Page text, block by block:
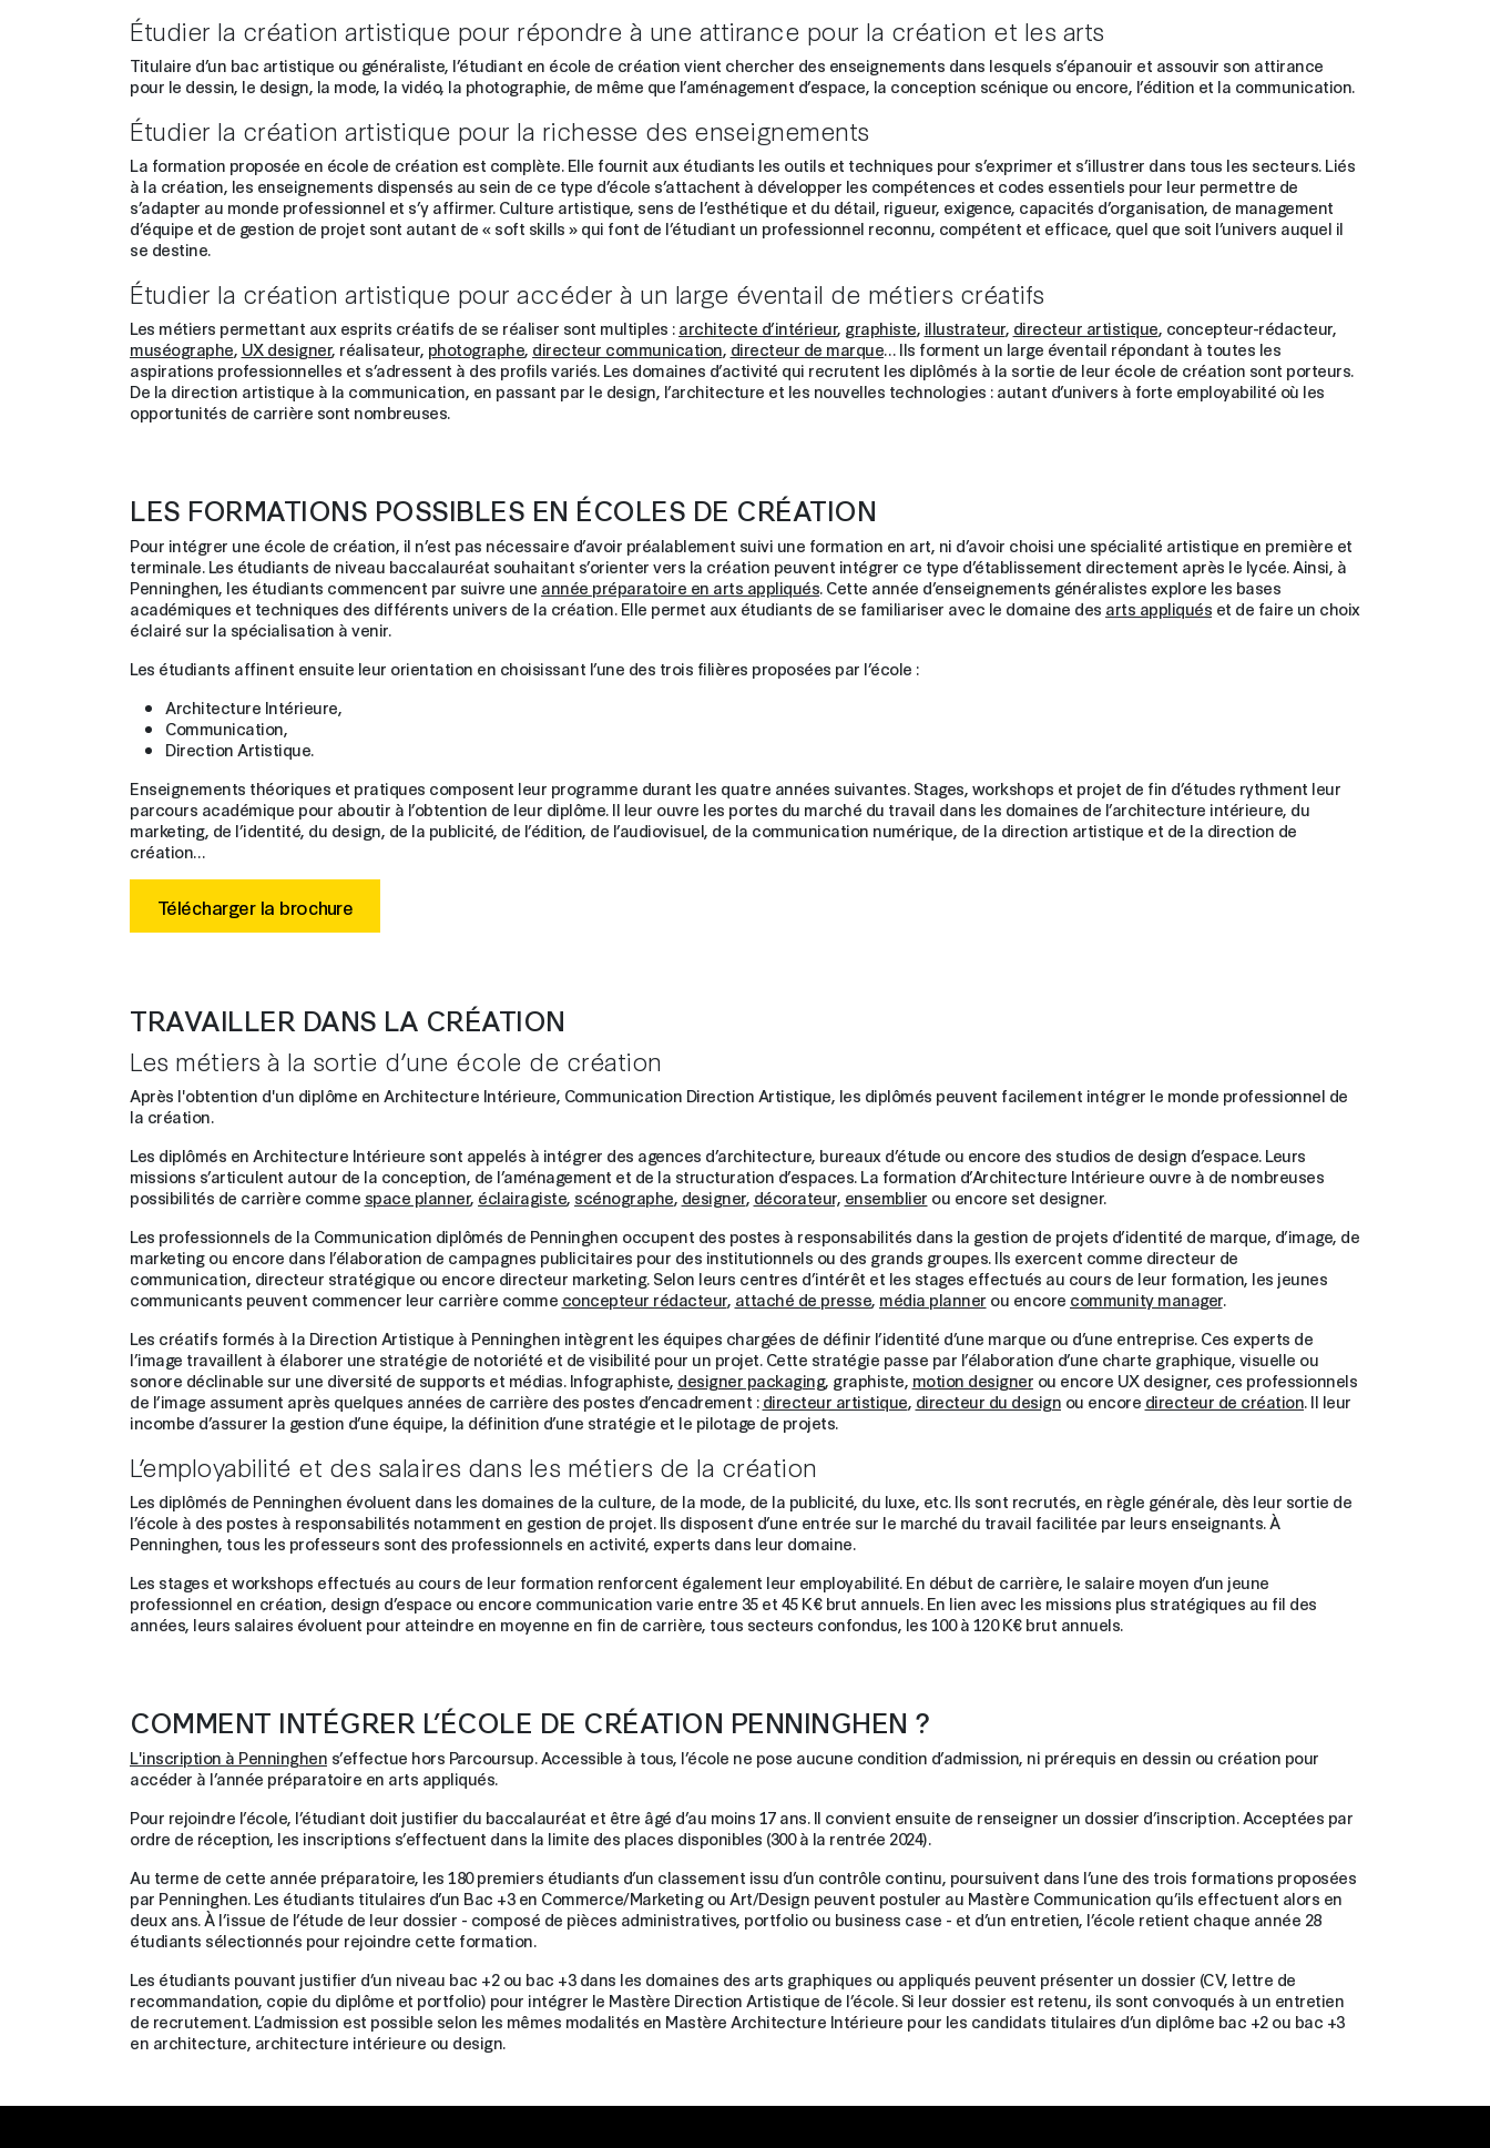
Étudier la création artistique pour répondre à une attirance pour la création et les arts
Titulaire d’un bac artistique ou généraliste, l’étudiant en école de création vient chercher des enseignements dans lesquels s’épanouir et assouvir son attirance
pour le dessin, le design, la mode, la vidéo, la photographie, de même que l’aménagement d’espace, la conception scénique ou encore, l’édition et la communication.
Étudier la création artistique pour la richesse des enseignements
La formation proposée en école de création est complète. Elle fournit aux étudiants les outils et techniques pour s’exprimer et s’illustrer dans tous les secteurs. Liés
à la création, les enseignements dispensés au sein de ce type d’école s’attachent à développer les compétences et codes essentiels pour leur permettre de
s’adapter au monde professionnel et s’y affirmer. Culture artistique, sens de l’esthétique et du détail, rigueur, exigence, capacités d’organisation, de management
d’équipe et de gestion de projet sont autant de « soft skills » qui font de l’étudiant un professionnel reconnu, compétent et efficace, quel que soit l’univers auquel il
se destine.
Étudier la création artistique pour accéder à un large éventail de métiers créatifs
Les métiers permettant aux esprits créatifs de se réaliser sont multiples :architecte d’intérieur, graphiste, illustrateur, directeur artistique, concepteur-rédacteur,
muséographe, UX designer, réalisateur, photographe, directeur communication, directeur de marque… Ils forment un large éventail répondant à toutes les
aspirations professionnelles et s’adressent à des profils variés. Les domaines d’activité qui recrutent les diplômés à la sortie de leur école de création sont porteurs.
De la direction artistique à la communication, en passant par le design, l’architecture et les nouvelles technologies : autant d’univers à forte employabilité où les
opportunités de carrière sont nombreuses.
LES FORMATIONS POSSIBLES EN ÉCOLES DE CRÉATION
Pour intégrer une école de création, il n’est pas nécessaire d’avoir préalablement suivi une formation en art, ni d’avoir choisi une spécialité artistique en première et
terminale. Les étudiants de niveau baccalauréat souhaitant s’orienter vers la création peuvent intégrer ce type d’établissement directement après le lycée. Ainsi, à
Penninghen, les étudiants commencent par suivre une année préparatoire en arts appliqués. Cette année d’enseignements généralistes explore les bases
académiques et techniques des différents univers de la création. Elle permet aux étudiants de se familiariser avec le domaine des arts appliqués et de faire un choix
éclairé sur la spécialisation à venir.
Les étudiants affinent ensuite leur orientation en choisissant l’une des trois filières proposées par l’école :
Architecture Intérieure,
Communication,
Direction Artistique.
Enseignements théoriques et pratiques composent leur programme durant les quatre années suivantes. Stages, workshops et projet de fin d’études rythment leur
parcours académique pour aboutir à l’obtention de leur diplôme. Il leur ouvre les portes du marché du travail dans les domaines de l’architecture intérieure, du
marketing, de l’identité, du design, de la publicité, de l’édition, de l’audiovisuel, de la communication numérique, de la direction artistique et de la direction de
création…
Télécharger la brochure
TRAVAILLER DANS LA CRÉATION
Les métiers à la sortie d’une école de création
Après l'obtention d'un diplôme en Architecture Intérieure, Communication Direction Artistique, les diplômés peuvent facilement intégrer le monde professionnel de
la création.
Les diplômés en Architecture Intérieure sont appelés à intégrer des agences d’architecture, bureaux d’étude ou encore des studios de design d’espace. Leurs
missions s’articulent autour de la conception, de l’aménagement et de la structuration d’espaces. La formation d’Architecture Intérieure ouvre à de nombreuses
possibilités de carrière comme space planner, éclairagiste, scénographe, designer, décorateur, ensemblier ou encore set designer.
Les professionnels de la Communication diplômés de Penninghen occupent des postes à responsabilités dans la gestion de projets d’identité de marque, d’image, de
marketing ou encore dans l’élaboration de campagnes publicitaires pour des institutionnels ou des grands groupes. Ils exercent comme directeur de
communication, directeur stratégique ou encore directeur marketing. Selon leurs centres d’intérêt et les stages effectués au cours de leur formation, les jeunes
communicants peuvent commencer leur carrière comme concepteur rédacteur, attaché de presse, média planner ou encore community manager.
Les créatifs formés à la Direction Artistique à Penninghen intègrent les équipes chargées de définir l’identité d’une marque ou d’une entreprise. Ces experts de
l’image travaillent à élaborer une stratégie de notoriété et de visibilité pour un projet. Cette stratégie passe par l’élaboration d’une charte graphique, visuelle ou
sonore déclinable sur une diversité de supports et médias. Infographiste, designer packaging, graphiste, motion designer ou encore UX designer, ces professionnels
de l’image assument après quelques années de carrière des postes d’encadrement :directeur artistique, directeur du design ou encore directeur de création. Il leur
incombe d’assurer la gestion d’une équipe, la définition d’une stratégie et le pilotage de projets.
L’employabilité et des salaires dans les métiers de la création
Les diplômés de Penninghen évoluent dans les domaines de la culture, de la mode, de la publicité, du luxe, etc. Ils sont recrutés, en règle générale, dès leur sortie de
l’école à des postes à responsabilités notamment en gestion de projet. Ils disposent d’une entrée sur le marché du travail facilitée par leurs enseignants. À
Penninghen, tous les professeurs sont des professionnels en activité, experts dans leur domaine.
Les stages et workshops effectués au cours de leur formation renforcent également leur employabilité. En début de carrière, le salaire moyen d’un jeune
professionnel en création, design d’espace ou encore communication varie entre 35 et 45 K€ brut annuels. En lien avec les missions plus stratégiques au fil des
années, leurs salaires évoluent pour atteindre en moyenne en fin de carrière, tous secteurs confondus, les 100 à 120 K€ brut annuels.
COMMENT INTÉGRER L’ÉCOLE DE CRÉATION PENNINGHEN ?
L'inscription à Penninghen s’effectue hors Parcoursup. Accessible à tous, l’école ne pose aucune condition d’admission, ni prérequis en dessin ou création pour
accéder à l’année préparatoire en arts appliqués.
Pour rejoindre l’école, l’étudiant doit justifier du baccalauréat et être âgé d’au moins 17 ans. Il convient ensuite de renseigner un dossier d’inscription. Acceptées par
ordre de réception, les inscriptions s’effectuent dans la limite des places disponibles (300 à la rentrée 2024).
Au terme de cette année préparatoire, les 180 premiers étudiants d’un classement issu d’un contrôle continu, poursuivent dans l’une des trois formations proposées
par Penninghen. Les étudiants titulaires d’un Bac +3 en Commerce/Marketing ou Art/Design peuvent postuler au Mastère Communication qu’ils effectuent alors en
deux ans. À l’issue de l’étude de leur dossier - composé de pièces administratives, portfolio ou business case - et d’un entretien, l’école retient chaque année 28
étudiants sélectionnés pour rejoindre cette formation.
Les étudiants pouvant justifier d’un niveau bac +2 ou bac +3 dans les domaines des arts graphiques ou appliqués peuvent présenter un dossier (CV, lettre de
recommandation, copie du diplôme et portfolio) pour intégrer le Mastère Direction Artistique de l’école. Si leur dossier est retenu, ils sont convoqués à un entretien
de recrutement. L’admission est possible selon les mêmes modalités en Mastère Architecture Intérieure pour les candidats titulaires d’un diplôme bac +2 ou bac +3
en architecture, architecture intérieure ou design.